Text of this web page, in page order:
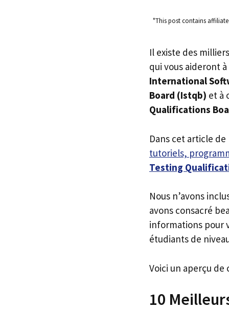
"This post contains
Il existe des
qui vous aideront
International
Board (Istqb) et à
Qualifications
Dans cet article
tutoriels,
Testing
Nous n’avons
avons consacré
informations pour
étudiants de
Voici un aperçu
10